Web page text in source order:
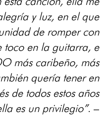
y luz, en el que
de romper con
toco en la guitarra, e
más caribeño, más
quería tener en
de todos estos años
es un privilegio”. –